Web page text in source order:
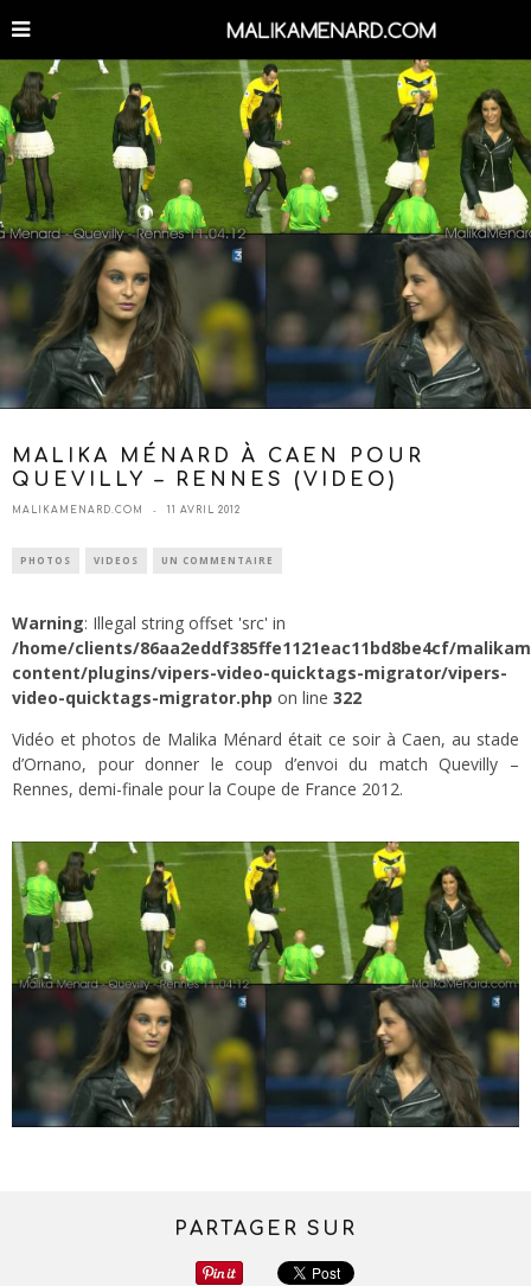
MALIKA MÉNARD À CAEN POUR
QUEVILLY – RENNES (VIDEO)
MALIKAMENARD.COM 11 AVRIL 2012
PHOTOS VIDEOS UN COMMENTAIRE
Warning: Illegal string offset 'src' in
/home/clients/86aa2eddf385ffe1121eac11bd8be4cf/
content/plugins/vipers-video-quicktags-migrator/vipers-
video-quicktags-migrator.php on line 322
Vidéo et photos de Malika Ménard était ce soir à Caen, au stade
d’Ornano, pour donner le coup d’envoi du match Quevilly –
Rennes, demi-finale pour la Coupe de France 2012.
PARTAGER SUR